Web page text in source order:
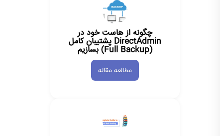
چگونه از هاست خود در
DirectAdmin پشتیبان کامل
مطالعه مقاله